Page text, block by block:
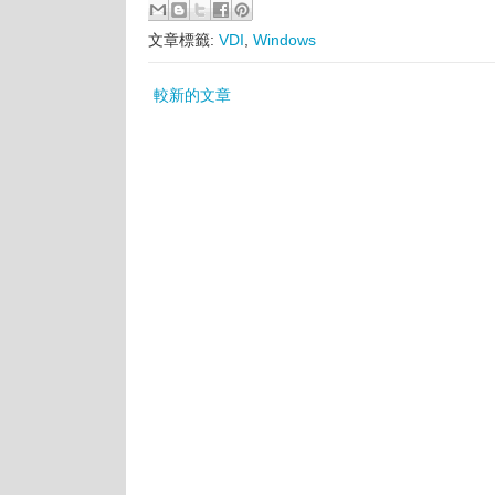
文章標籤: VDI Windows
較新的文章